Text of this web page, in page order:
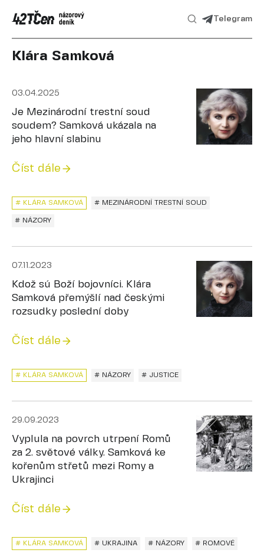
Telegram
Klára Samková
03.04.2025
Je Mezinárodní trestní soud
soudem? Samková ukázala na
jeho hlavní slabinu
Číst dále
# MEZINÁRODNÍ TRESTNÍ SOUD
# NÁZORY
# KLÁRA SAMKOVÁ
07.11.2023
Kdož sú Boží bojovníci. Klára
Samková přemýšlí nad českými
rozsudky poslední doby
Číst dále
# KLÁRA SAMKOVÁ # NÁZORY # JUSTICE
29.09.2023
Vyplula na povrch utrpení Romů
za 2. světové války. Samková ke
kořenům střetů mezi Romy a
Ukrajinci
Číst dále
# UKRAJINA
# KLÁRA SAMKOVÁ # NÁZORY # ROMOVÉ